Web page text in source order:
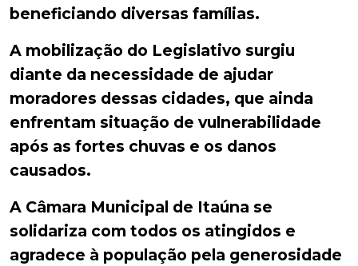
beneficiando diversas famílias.
A mobilização do Legislativo surgiu
diante da necessidade de ajudar
moradores dessas cidades, que ainda
enfrentam situação de vulnerabilidade
após as fortes chuvas e os danos
causados.
A Câmara Municipal de Itaúna se
solidariza com todos os atingidos e
agradece à população pela generosidade